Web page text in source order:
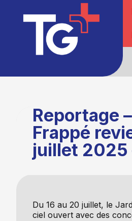
Reportage
Frappé
juillet 2025
Du 16 au 20 juillet, le
ciel ouvert avec des